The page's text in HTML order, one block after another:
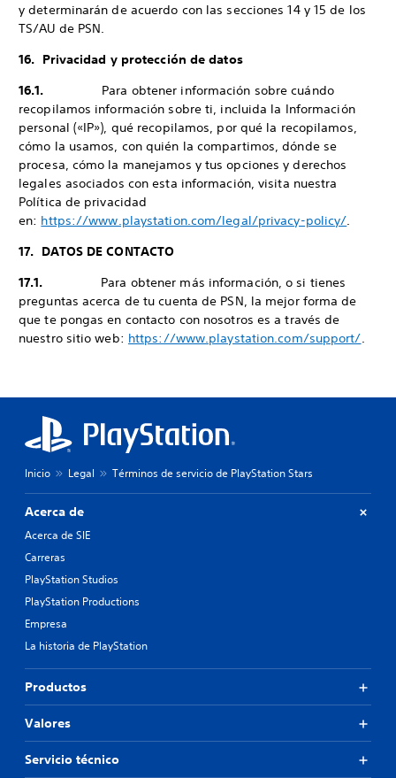
y determinarán de acuerdo con las secciones 14 y 15 de los
TS/AU de PSN.
16. Privacidad y protección de datos
16.1. Para obtener información sobre cuándo
recopilamos información sobre ti, incluida la Información
personal («IP»), qué recopilamos, por qué la recopilamos,
cómo la usamos, con quién la compartimos, dónde se
procesa, cómo la manejamos y tus opciones y derechos
legales asociados con esta información, visita nuestra
Política de privacidad
en: https://www.playstation.com/legal/privacy-policy/.
17. DATOS DE CONTACTO
17.1. Para obtener más información, o si tienes
preguntas acerca de tu cuenta de PSN, la mejor forma de
que te pongas en contacto con nosotros es a través de
nuestro sitio web: https://www.playstation.com/support/.
Inicio Legal Términos de servicio de PlayStation Stars
Acerca de
Acerca de SIE
Carreras
PlayStation Studios
PlayStation Productions
Empresa
La historia de PlayStation
Productos
Valores
Servicio técnico